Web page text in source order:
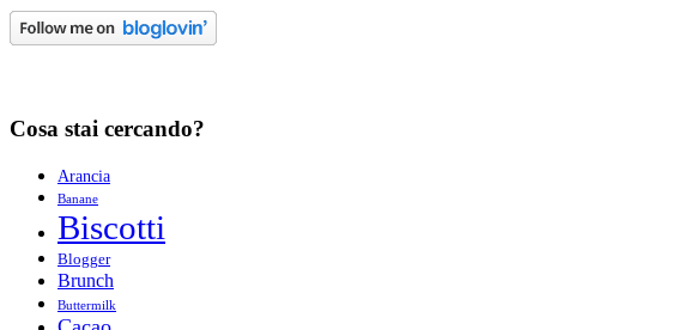
Cosa stai cercando?
Arancia
Banane
Biscotti
Blogger
Brunch
Buttermilk